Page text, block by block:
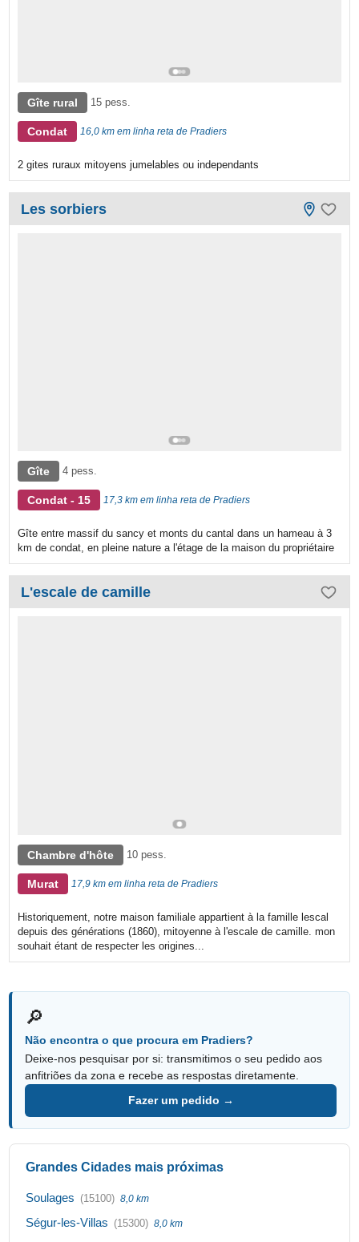
Gîte rural 15 pess.
Condat 16,0 km em linha reta de Pradiers
2 gites ruraux mitoyens jumelables ou independants
Les sorbiers
Gîte 4 pess.
Condat - 15 17,3 km em linha reta de Pradiers
Gîte entre massif du sancy et monts du cantal dans un hameau à 3
km de condat, en pleine nature a l'étage de la maison du propriétaire
L'escale de camille
Chambre d'hôte 10 pess.
Murat 17,9 km em linha reta de Pradiers
Historiquement, notre maison familiale appartient à la famille lescal
depuis des générations (1860), mitoyenne à l'escale de camille. mon
souhait étant de respecter les origines...
🔎
Não encontra o que procura em Pradiers?
Deixe-nos pesquisar por si: transmitimos o seu pedido aos
anfitriões da zona e recebe as respostas diretamente.
Fazer um pedido →
Grandes Cidades mais próximas
Soulages (15100) 8,0 km
Ségur-les-Villas (15300) 8,0 km